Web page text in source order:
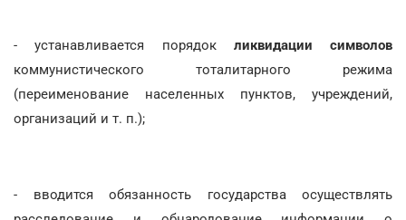
- устанавливается порядок ликвидации символов
коммунистического тоталитарного режима
(переименование населенных пунктов, учреждений,
организаций и т. п.);
- вводится обязанность государства осуществлять